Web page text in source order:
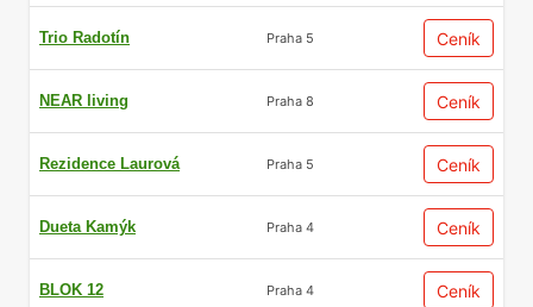
Trio Radotín Praha 5 Ceník
NEAR living Praha 8 Ceník
Rezidence Laurová Praha 5 Ceník
Dueta Kamýk Praha 4 Ceník
BLOK 12 Praha 4 Ceník